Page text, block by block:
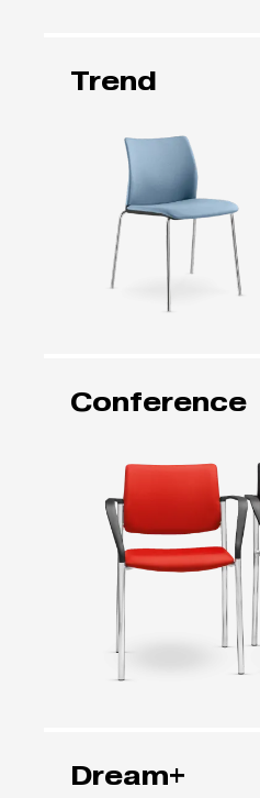
Trend
Conference
Dream+